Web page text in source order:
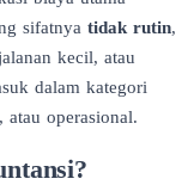
sifatnya tidak rutin,
kecil, atau
dalam kategori
atau operasional.